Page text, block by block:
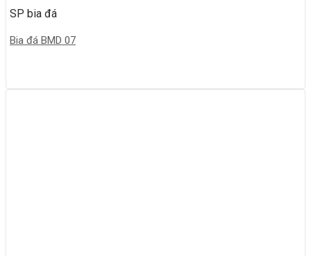
SP bia đá
Bia đá BMD 07